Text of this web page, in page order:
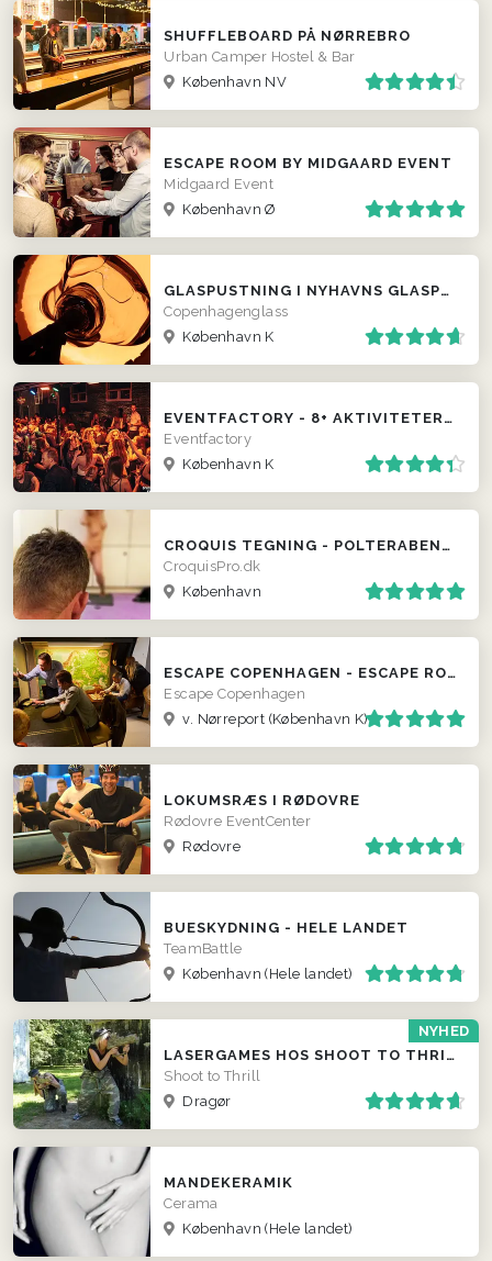
SHUFFLEBOARD PÅ NØRREBRO
Urban Camper Hostel & Bar
København NV
ESCAPE ROOM BY MIDGAARD EVENT
Midgaard Event
København Ø
GLASPUSTNING I NYHAVNS GLASPUSTERI
Copenhagenglass
København K
EVENTFACTORY - 8+ AKTIVITETER I KBH
Eventfactory
København K
CROQUIS TEGNING - POLTERABEND & FIRMA
CroquisPro.dk
København
ESCAPE COPENHAGEN - ESCAPE ROOMS
Escape Copenhagen
v. Nørreport (København K)
LOKUMSRÆS I RØDOVRE
Rødovre EventCenter
Rødovre
BUESKYDNING - HELE LANDET
TeamBattle
København(Hele landet)
NYHED
LASERGAMES HOS SHOOT TO THRILL
Shoot to Thrill
Dragør
MANDEKERAMIK
Cerama
København(Hele landet)